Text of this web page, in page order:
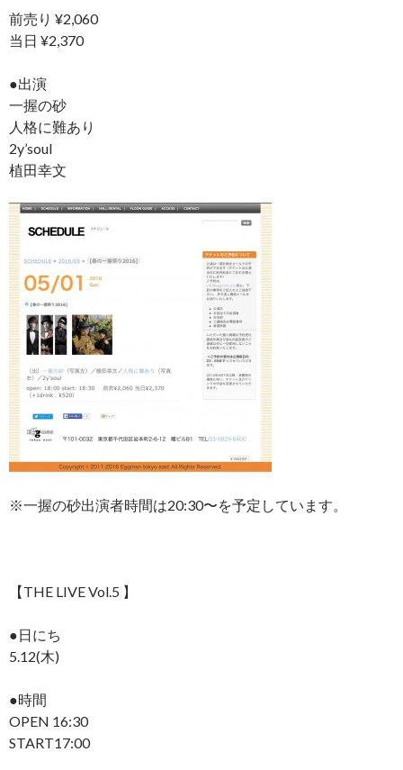
前売り ¥2,060
当日 ¥2,370
●出演
一握の砂
人格に難あり
2y’soul
植田幸文
※一握の砂出演者時間は20:30〜を予定しています。
【THE LIVE Vol.5 】
●日にち
5.12(木)
●時間
OPEN 16:30
START17:00